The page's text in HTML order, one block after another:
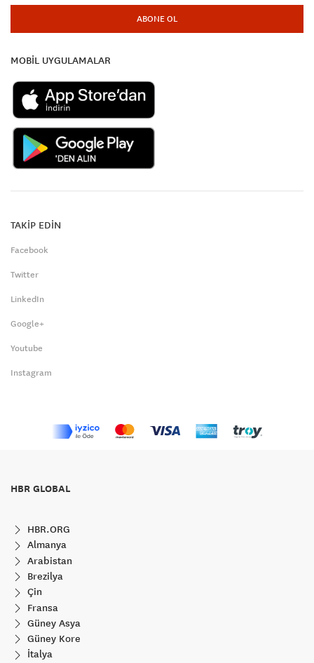
ABONE OL
MOBİL UYGULAMALAR
TAKİP EDİN
Facebook
Twitter
LinkedIn
Google+
Youtube
Instagram
HBR GLOBAL
HBR.ORG
Almanya
Arabistan
Brezilya
Çin
Fransa
Güney Asya
Güney Kore
İtalya